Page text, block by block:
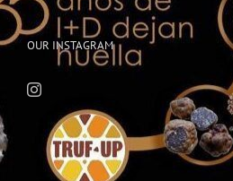
OUR INSTAGRAM